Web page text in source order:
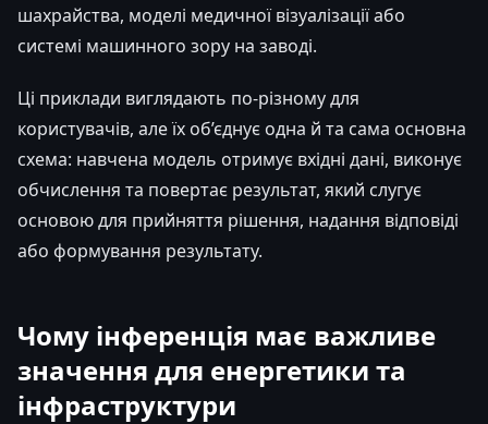
шахрайства, моделі медичної візуалізації або
системі машинного зору на заводі.
Ці приклади виглядають по-різному для
користувачів, але їх об’єднує одна й та сама основна
схема: навчена модель отримує вхідні дані, виконує
обчислення та повертає результат, який слугує
основою для прийняття рішення, надання відповіді
або формування результату.
Чому інференція має важливе
значення для енергетики та
інфраструктури